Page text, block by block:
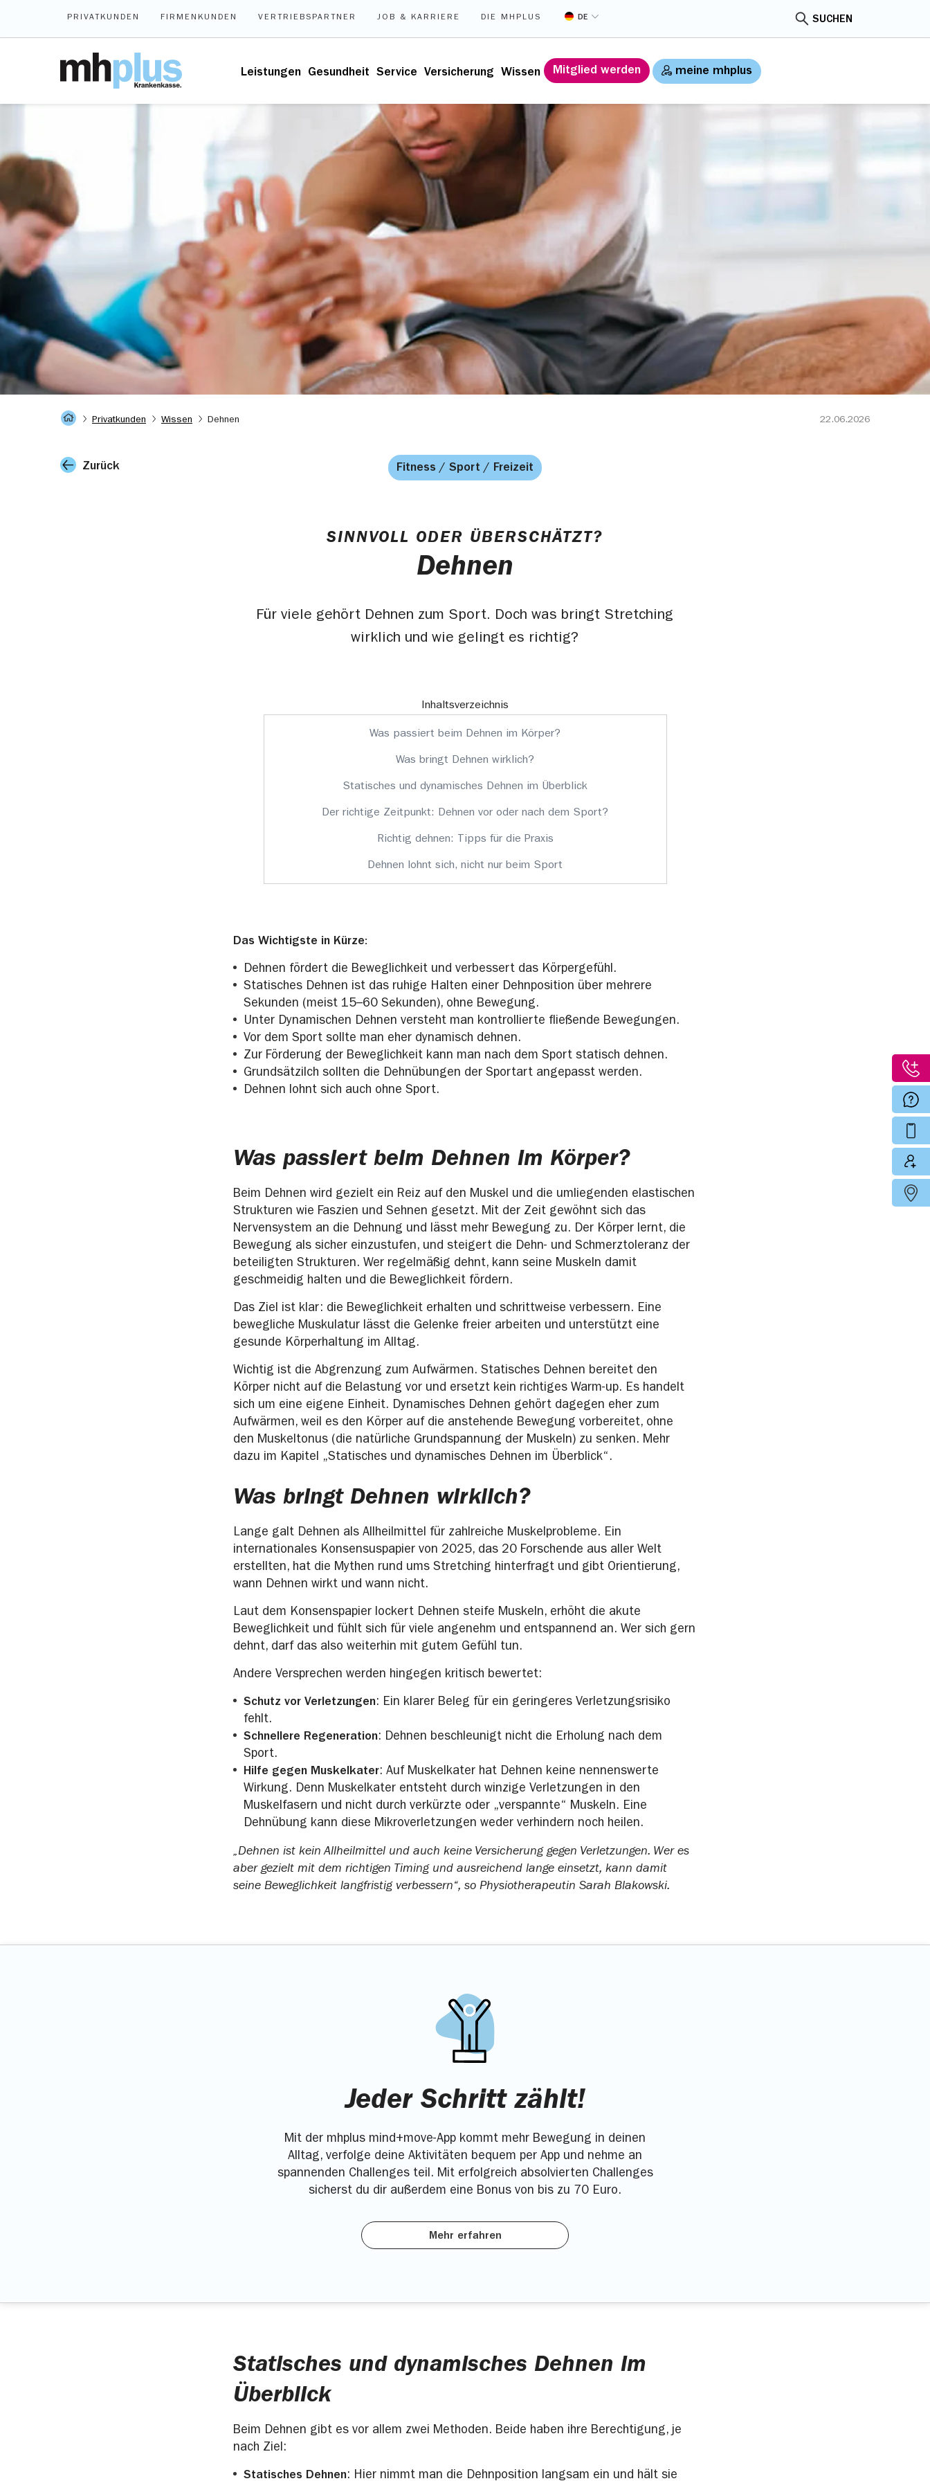
PRIVATKUNDEN FIRMENKUNDEN VERTRIEBSPARTNER JOB & KARRIERE DIE MHPLUS DE SUCHEN
Leistungen Gesundheit Service Versicherung Wissen Mitglied werden meine mhplus
Startseite
Privatkunden
Wissen Dehnen 22.06.2026
Zurück Fitness / Sport / Freizeit
SINNVOLL ODER ÜBERSCHÄTZT?
Dehnen
Für viele gehört Dehnen zum Sport. Doch was bringt Stretching
wirklich und wie gelingt es richtig?
Inhaltsverzeichnis
Was passiert beim Dehnen im Körper?
Was bringt Dehnen wirklich?
Statisches und dynamisches Dehnen im Überblick
Der richtige Zeitpunkt: Dehnen vor oder nach dem Sport?
Richtig dehnen: Tipps für die Praxis
Dehnen lohnt sich, nicht nur beim Sport
Das Wichtigste in Kürze:
Dehnen fördert die Beweglichkeit und verbessert das Körpergefühl.
Statisches Dehnen ist das ruhige Halten einer Dehnposition über mehrere
Sekunden (meist 15–60 Sekunden), ohne Bewegung.
Unter Dynamischen Dehnen versteht man kontrollierte fließende Bewegungen.
Vor dem Sport sollte man eher dynamisch dehnen.
Zur Förderung der Beweglichkeit kann man nach dem Sport statisch dehnen.
Grundsätzilch sollten die Dehnübungen der Sportart angepasst werden.
Dehnen lohnt sich auch ohne Sport.
Was passiert beim Dehnen im Körper?
Beim Dehnen wird gezielt ein Reiz auf den Muskel und die umliegenden elastischen
Strukturen wie Faszien und Sehnen gesetzt. Mit der Zeit gewöhnt sich das
Nervensystem an die Dehnung und lässt mehr Bewegung zu. Der Körper lernt, die
Bewegung als sicher einzustufen, und steigert die Dehn- und Schmerztoleranz der
beteiligten Strukturen. Wer regelmäßig dehnt, kann seine Muskeln damit
geschmeidig halten und die Beweglichkeit fördern.
Das Ziel ist klar: die Beweglichkeit erhalten und schrittweise verbessern. Eine
bewegliche Muskulatur lässt die Gelenke freier arbeiten und unterstützt eine
gesunde Körperhaltung im Alltag.
Wichtig ist die Abgrenzung zum Aufwärmen. Statisches Dehnen bereitet den
Körper nicht auf die Belastung vor und ersetzt kein richtiges Warm-up. Es handelt
sich um eine eigene Einheit. Dynamisches Dehnen gehört dagegen eher zum
Aufwärmen, weil es den Körper auf die anstehende Bewegung vorbereitet, ohne
den Muskeltonus (die natürliche Grundspannung der Muskeln) zu senken. Mehr
dazu im Kapitel „Statisches und dynamisches Dehnen im Überblick“.
Was bringt Dehnen wirklich?
Lange galt Dehnen als Allheilmittel für zahlreiche Muskelprobleme. Ein
internationales Konsensuspapier von 2025, das 20 Forschende aus aller Welt
erstellten, hat die Mythen rund ums Stretching hinterfragt und gibt Orientierung,
wann Dehnen wirkt und wann nicht.
Laut dem Konsenspapier lockert Dehnen steife Muskeln, erhöht die akute
Beweglichkeit und fühlt sich für viele angenehm und entspannend an. Wer sich gern
dehnt, darf das also weiterhin mit gutem Gefühl tun.
Andere Versprechen werden hingegen kritisch bewertet:
Schutz vor Verletzungen: Ein klarer Beleg für ein geringeres Verletzungsrisiko
fehlt.
Schnellere Regeneration: Dehnen beschleunigt nicht die Erholung nach dem
Sport.
Hilfe gegen Muskelkater: Auf Muskelkater hat Dehnen keine nennenswerte
Wirkung. Denn Muskelkater entsteht durch winzige Verletzungen in den
Muskelfasern und nicht durch verkürzte oder „verspannte“ Muskeln. Eine
Dehnübung kann diese Mikroverletzungen weder verhindern noch heilen.
„Dehnen ist kein Allheilmittel und auch keine Versicherung gegen Verletzungen. Wer es
aber gezielt mit dem richtigen Timing und ausreichend lange einsetzt, kann damit
seine Beweglichkeit langfristig verbessern“, so Physiotherapeutin Sarah Blakowski.
Jeder Schritt zählt!
Mit der mhplus mind+move-App kommt mehr Bewegung in deinen
Alltag, verfolge deine Aktivitäten bequem per App und nehme an
spannenden Challenges teil. Mit erfolgreich absolvierten Challenges
sicherst du dir außerdem eine Bonus von bis zu 70 Euro.
Mehr erfahren
Statisches und dynamisches Dehnen im
Überblick
Beim Dehnen gibt es vor allem zwei Methoden. Beide haben ihre Berechtigung, je
nach Ziel:
Statisches Dehnen: Hier nimmt man die Dehnposition langsam ein und hält sie